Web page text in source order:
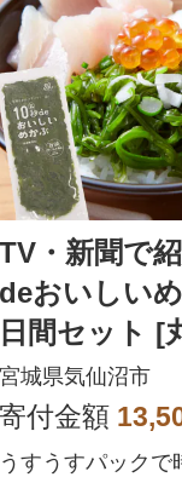
TV・新聞で
deおいしい
日間セット [
20565504]
宮城県気仙沼市
寄付金額
うすうすパックで